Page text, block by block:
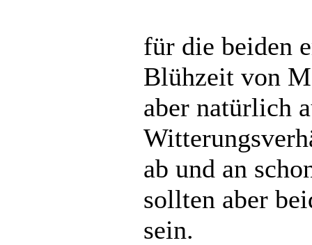
für die beiden
Blühzeit von
aber natürlich
ab und an
sollten aber
sein.